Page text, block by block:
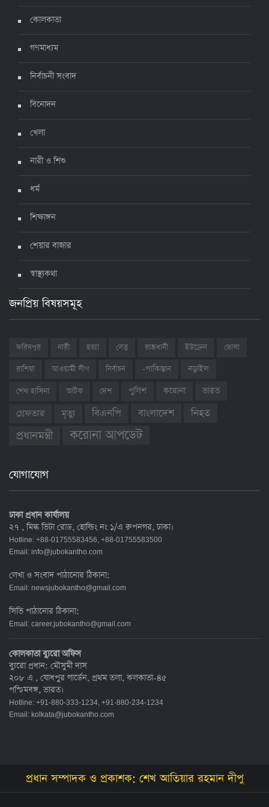
ঊর্ধ্বগতিতে সংক্রমণ, স্বাস্থ্যবিধিতে উদাসীনতা
কোলকাতা
গণমাধ্যম
নির্বাচনী সংবাদ
বিনোদন
খেলা
নারী ও শিশু
ধর্ম
শিক্ষাঙ্গন
শেয়ার বাজার
স্বাস্থ্যকথা
জনপ্রিয় বিষয়সমূহ
ফরিদপুর নারী হত্যা সেতু রাজধানী ইউক্রেন
ভোলা
রাশিয়া
আওয়ামী লীগ নির্বাচন -পাকিস্তান নড়াইল
শেখ হাসিনা আটক দেশ পুলিশ করোনা
ভারত
গ্রেফতার
মৃত্যু বিএনপি বাংলাদেশ নিহত
প্রধানমন্ত্রী করোনা আপডেট
যোগাযোগ
ঢাকা প্রধান কার্যালয়
২৭ , মিল্ক ভিটা রোড, হোল্ডিং নং ১/এ রুপনগর, ঢাকা।
Hotline: +88-01755583456, +88-01755583500
Email: info@jubokantho.com
লেখা ও সংবাদ পাঠানোর ঠিকানা:
Email: newsjubokantho@gmail.com
সিভি পাঠানোর ঠিকানা:
Email: career.jubokantho@gmail.com
কোলকাতা ব্যুরো অফিস
ব্যুরো প্রধান: মৌসুমী দাস
২০৮ এ , যোধপুর গার্ডেন, প্রথম তলা, কলকাতা-৪৫
পশ্চিমবঙ্গ, ভারত।
Hotline: +91-880-333-1234, +91-880-234-1234
Email: kolkata@jubokantho.com
প্রধান সম্পাদক ও প্রকাশক: শেখ আতিয়ার রহমান দীপু